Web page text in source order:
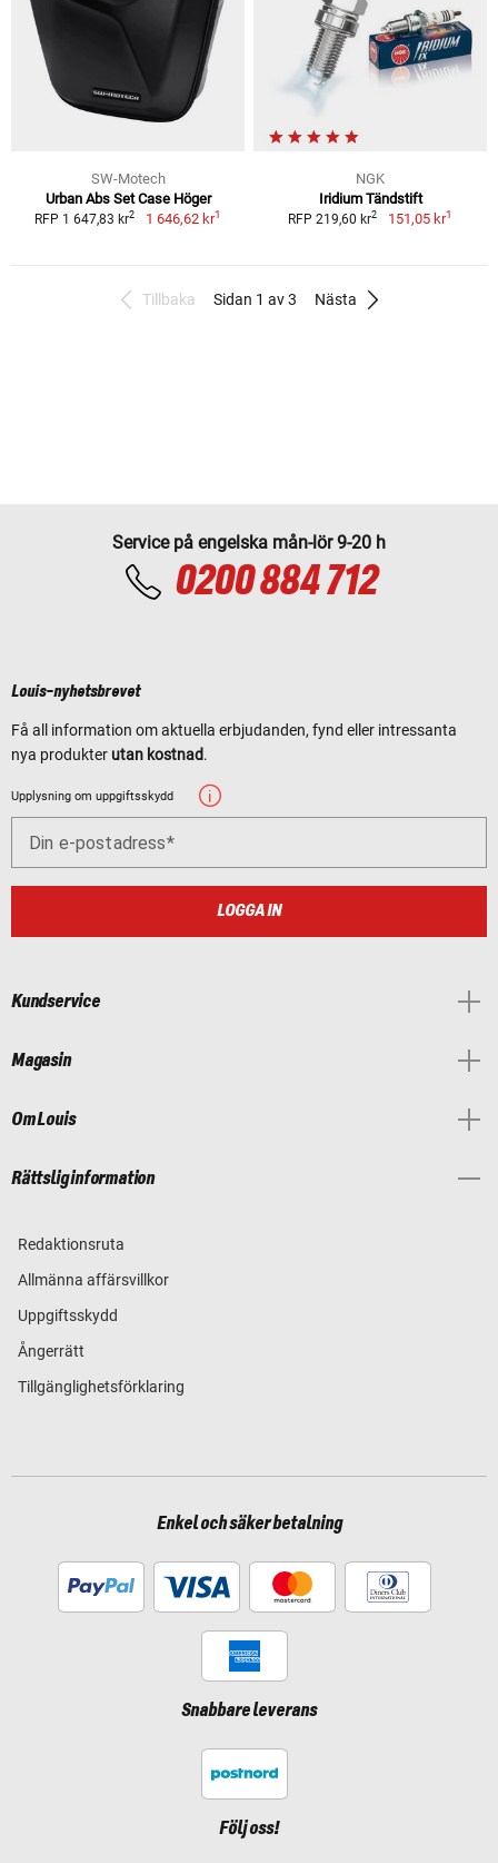
SW-Motech
Urban Abs Set Case Höger
RFP 1 647,83 kr2 1 646,62 kr1
NGK
Iridium Tändstift
RFP 219,60 kr2 151,05 kr1
Tillbaka Sidan 1 av 3 Nästa
Service på engelska mån-lör 9-20 h
0200 884 712
Louis-nyhetsbrevet
Få all information om aktuella erbjudanden, fynd eller intressanta
nya produkter utan kostnad.
Upplysning om uppgiftsskydd
Din e-postadress
LOGGA IN
Kundservice
Magasin
Om Louis
Rättslig information
Redaktionsruta
Allmänna affärsvillkor
Uppgiftsskydd
Ångerrätt
Tillgänglighetsförklaring
Enkel och säker betalning
Snabbare leverans
Följ oss!